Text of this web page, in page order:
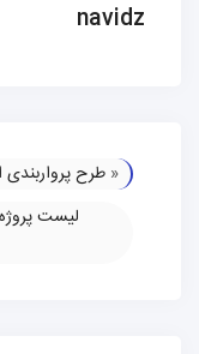
navidz
« طرح پرواربندی
ليست